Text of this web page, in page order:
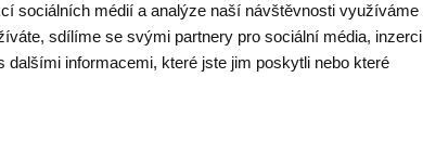
sociálních médií a analýze naší návštěvnosti využíváme
sdílíme se svými partnery pro sociální média, inzerci
informacemi, které jste jim poskytli nebo které
Group, která zastřešuje i další projekty: